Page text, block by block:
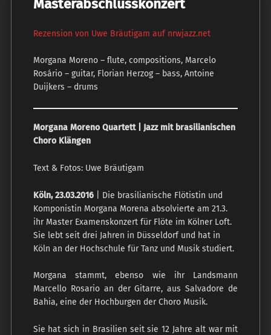
Masterabschlusskonzert
Rezension von Uwe Bräutigam auf nrwjazz.net
Morgana Moreno – flute, compositions, Marcelo
Rosário – guitar, Florian Herzog – bass, Antoine
Duijkers – drums
Morgana Moreno Quartett | Jazz mit brasilianischen
Choro Klängen
Text & Fotos: Uwe Bräutigam
Köln, 23.03.2016| Die brasilianische Flötistin und
Komponistin Morgana Morena absolvierte am 21.3.
ihr Master Examenskonzert für Flöte im Kölner Loft.
Sie lebt seit drei Jahren in Düsseldorf und hat in
Köln an der Hochschule für Tanz und Musik studiert.
Morgana stammt, ebenso wie ihr Landsmann
Marcello Rosario an der Gitarre, aus Salvadore de
Bahia, eine der Hochburgen der Choro Musik.
Sie hat sich in Brasilien seit sie 12 Jahre alt war mit